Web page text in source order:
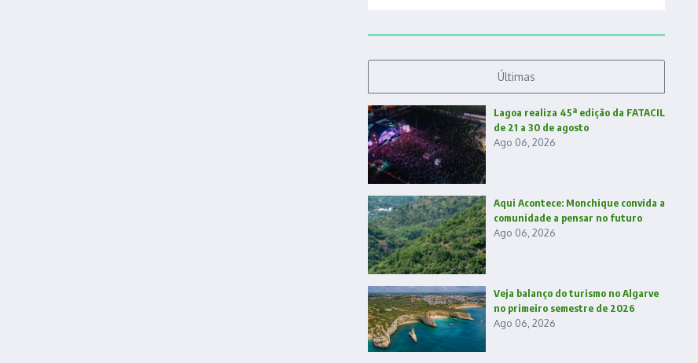
Últimas
Lagoa realiza 45ª edição da FATACIL
de 21 a 30 de agosto
Ago 06, 2026
Aqui Acontece: Monchique convida a
comunidade a pensar no futuro
Ago 06, 2026
Veja balanço do turismo no Algarve
no primeiro semestre de 2026
Ago 06, 2026